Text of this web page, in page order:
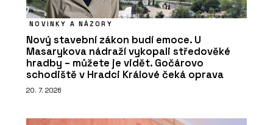
NOVINKY A NÁZORY
Nový stavební zákon budí emoce. U
Masarykova nádraží vykopali středověké
hradby – můžete je vidět. Gočárovo
schodiště v Hradci Králové čeká oprava
20. 7. 2026